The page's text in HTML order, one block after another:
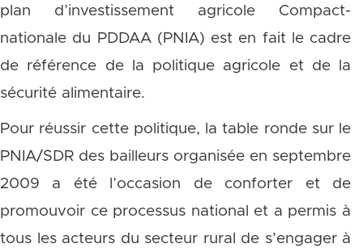
plan d’investissement agricole Compact-
nationale du PDDAA (PNIA) est en fait le cadre
de référence de la politique agricole et de la
sécurité alimentaire.
Pour réussir cette politique, la table ronde sur le
PNIA/SDR des bailleurs organisée en septembre
2009 a été l’occasion de conforter et de
promouvoir ce processus national et a permis à
tous les acteurs du secteur rural de s’engager à